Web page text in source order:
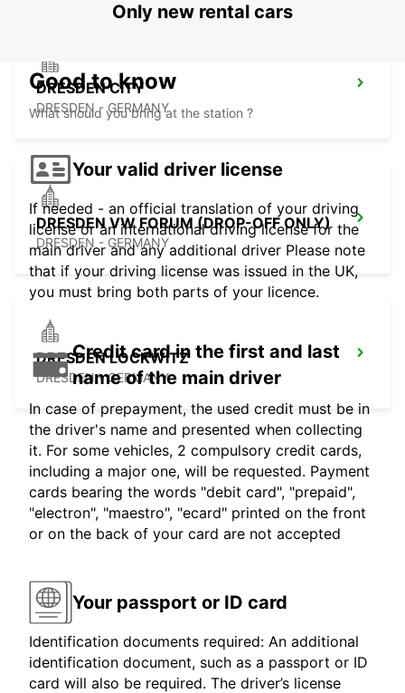
DRESDEN CITY
DRESDEN - GERMANY
DRESDEN VW FORUM (DROP-OFF ONLY)
DRESDEN - GERMANY
DRESDEN LOCKWITZ
DRESDEN - GERMANY
Only new rental cars
Good to know
What should you bring at the station ?
Your valid driver license
If needed - an official translation of your driving
license or an international driving license for the
main driver and any additional driver Please note
that if your driving license was issued in the UK,
you must bring both parts of your licence.
Credit card in the first and last
name of the main driver
In case of prepayment, the used credit must be in
the driver's name and presented when collecting
it. For some vehicles, 2 compulsory credit cards,
including a major one, will be requested. Payment
cards bearing the words "debit card", "prepaid",
"electron", "maestro", "ecard" printed on the front
or on the back of your card are not accepted
Your passport or ID card
Identification documents required: An additional
identification document, such as a passport or ID
card will also be required. The driver’s license